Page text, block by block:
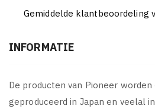
Gemiddelde klantbeoordeling
INFORMATIE
De producten van Pioneer
geproduceerd in Japan en veelal